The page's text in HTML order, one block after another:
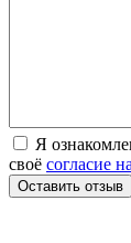
Я
своё согласие
Оставить отзыв